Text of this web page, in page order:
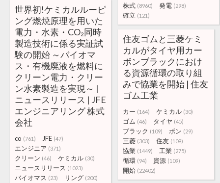
株式 (8960) 発電 (298)
確立 (121)
世界初!ケミカルルーピ
ング燃焼原理を用いた
電力・水素・CO₂同時
製造技術に係る実証試
験の開始 ～バイオマ
ス・有機廃液を燃料に
クリーン電力・クリー
ン水素製造を実現～ |
ニュースリリース | JFE
エンジニアリング 株式
会社
co (761) JFE (47)
エンジニア (371)
クリーン (46) ケミカル (30)
ニュースリリース (1023)
バイオマス (23) リング (200)
住友ゴムと三菱ケミ
カルがタイヤ用カー
ボンブラックにおけ
る資源循環の取り組
みで協業を開始 | 住友
ゴム工業
カー (164) ケミカル (30)
ゴム (46) タイヤ (45)
ブラック (109) ボン (29)
三菱 (303) 住友 (109)
協業 (1449) 工業 (275)
循環 (94) 資源 (109)
開始 (22402)